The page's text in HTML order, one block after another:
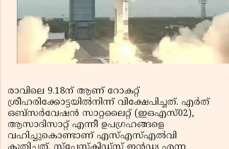
രാവിലെ 9.18ന് ആണ് റോകറ്റ്
ശ്രീഹരിക്കോട്ടയില്‍നിന്ന് വിക്ഷേപിച്ചത്. എര്‍ത്
ഒബ്സര്‍വേഷന്‍ സാറ്റലൈറ്റ് (ഇഒഎസ്02),
ആസാദിസാറ്റ് എന്നീ ഉപഗ്രഹങ്ങളെ
വഹിച്ചുകൊണ്ടാണ് എസ്എസ്എല്‍വി